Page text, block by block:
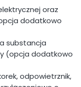
oraz
dodatkowo
substancja
(opcja dodatkowo
odpowietrznik,